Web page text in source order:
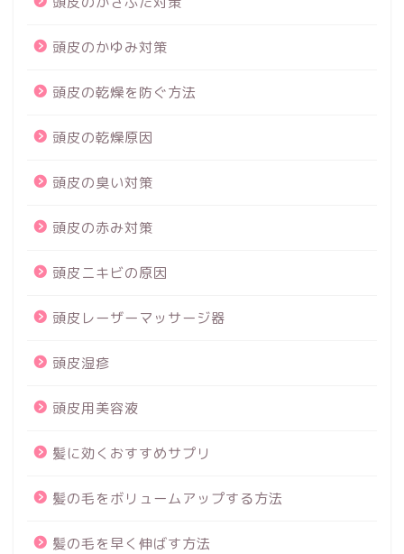
頭皮のかゆみ対策
頭皮の乾燥を防ぐ方法
頭皮の乾燥原因
頭皮の臭い対策
頭皮の赤み対策
頭皮ニキビの原因
頭皮レーザーマッサージ器
頭皮湿疹
頭皮用美容液
髪に効くおすすめサプリ
髪の毛をボリュームアップする方法
髪の毛を早く伸ばす方法